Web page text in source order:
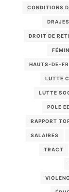
CONDITIONS
DROIT DE
HAUTS-DE-
LUTTE
LUTTE
POLE
RAPPORT
SALAIRES
TRACT